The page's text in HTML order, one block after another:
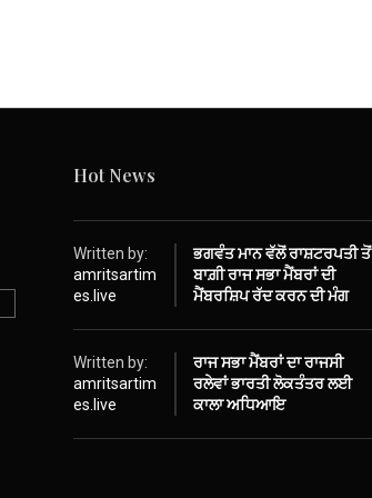
Hot News
Written by:
amritsartim
es.live
ਭਗਵੰਤ ਮਾਨ ਵੱਲੋਂ ਰਾਸ਼ਟਰਪਤੀ ਤੋਂ
ਬਾਗ਼ੀ ਰਾਜ ਸਭਾ ਮੈਂਬਰਾਂ ਦੀ
ਮੈਂਬਰਸ਼ਿਪ ਰੱਦ ਕਰਨ ਦੀ ਮੰਗ
Written by:
amritsartim
es.live
ਰਾਜ ਸਭਾ ਮੈਂਬਰਾਂ ਦਾ ਰਾਜਸੀ
ਰਲੇਵਾਂ ਭਾਰਤੀ ਲੋਕਤੰਤਰ ਲਈ
ਕਾਲਾ ਅਧਿਆਇ